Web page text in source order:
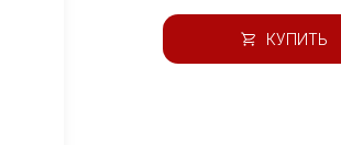
КУПИТЬ